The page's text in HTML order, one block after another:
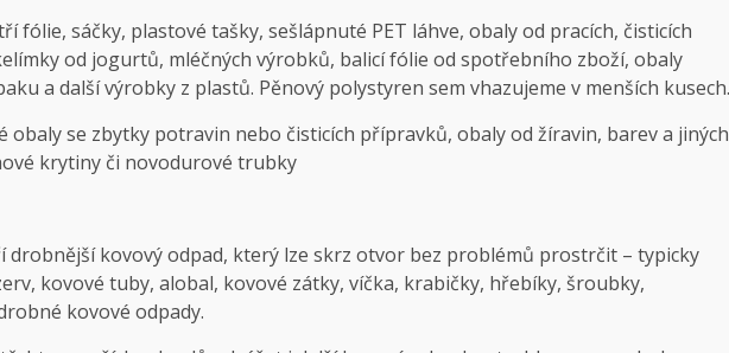
fólie, sáčky, plastové tašky, sešlápnuté PET láhve, obaly od pracích, čisticích
od jogurtů, mléčných výrobků, balicí fólie od spotřebního zboží, obaly
a další výrobky z plastů. Pěnový polystyren sem vhazujeme v menších kusech.
obaly se zbytky potravin nebo čisticích přípravků, obaly od žíravin, barev a jiných
krytiny či novodurové trubky
kovový odpad, který lze skrz otvor bez problémů prostrčit – typicky
kovové tuby, alobal, kovové zátky, víčka, krabičky, hřebíky, šroubky,
kovové odpady.